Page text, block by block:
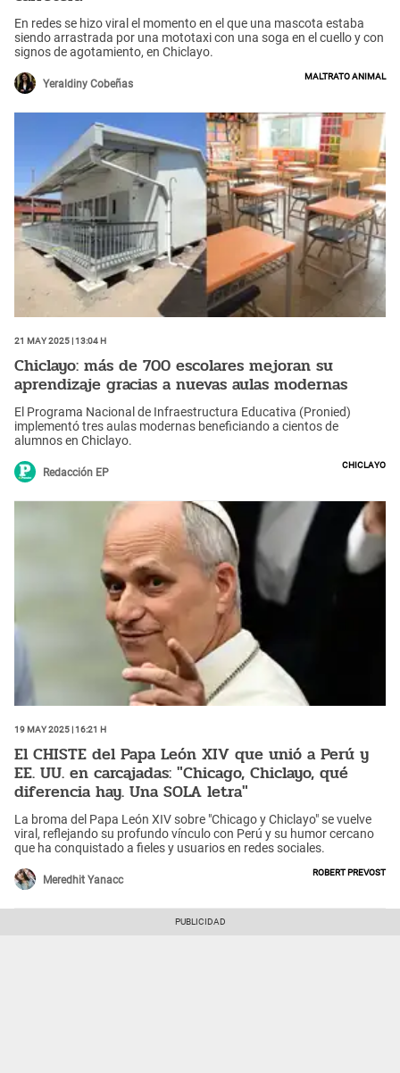
En redes se hizo viral el momento en el que una mascota estaba
siendo arrastrada por una mototaxi con una soga en el cuello y con
signos de agotamiento, en Chiclayo.
Yeraldiny Cobeñas
Maltrato animal
21 May 2025 | 13:04 h
Chiclayo: más de 700 escolares mejoran su
aprendizaje gracias a nuevas aulas modernas
El Programa Nacional de Infraestructura Educativa (Pronied)
implementó tres aulas modernas beneficiando a cientos de
alumnos en Chiclayo.
Redacción EP
Chiclayo
19 May 2025 | 16:21 h
El CHISTE del Papa León XIV que unió a Perú y
EE. UU. en carcajadas: "Chicago, Chiclayo, qué
diferencia hay. Una SOLA letra"
La broma del Papa León XIV sobre "Chicago y Chiclayo" se vuelve
viral, reflejando su profundo vínculo con Perú y su humor cercano
que ha conquistado a fieles y usuarios en redes sociales.
Meredhit Yanacc
Robert Prevost